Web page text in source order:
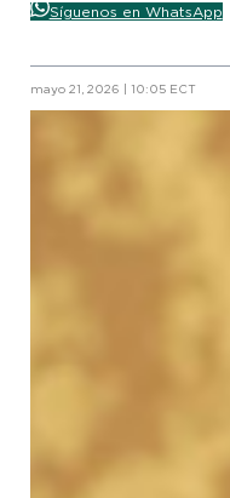
Síguenos en WhatsApp
mayo 21, 2026 | 10:05 ECT